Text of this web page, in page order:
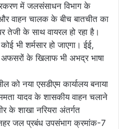
में जलसंसाधन विभाग के
वाहन चालक के बीच बातचीत का
तेजी के साथ वायरल हो रहा है।
भी शर्मसार हो जाएगा। ईई,
के खिलाफ भी अभद्र भाषा
नया एसडीएम कार्यालय बनाया
यादव के शासकीय वाहन चलाने
के शाखा नरियरा अंतर्गत
नहर जल प्रबंध उपसंभाग क्रमांक-7